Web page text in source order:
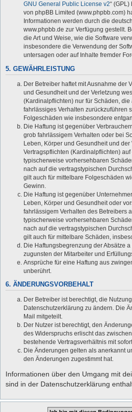
GNU General Public License v2“
von phpBB Limited (www.phpbb.com)
Informationen werden durch die
www.phpbb.de zur Verfügung gestellt.
die Art und Weise, wie die Software
insbesondere die Verwendung der
untersagen oder auf Inhalte fremder
5. GEWÄHRLEISTUNG
Der Betreiber haftet mit Ausnahme der
und Gesundheit und der Verletzung
(Kardinalpflichten) nur für Schäden,
fahrlässiges Verhalten zurückzuführen
Folgeschäden wie insbesondere
Die Haftung ist gegenüber
grob fahrlässigem Verhalten oder bei
Leben, Körper und Gesundheit und
Vertragspflichten (Kardinalpflichten)
typischerweise vorhersehbaren
nach auf die vertragstypischen
gilt auch für mittelbare Folgeschäden
Gewinn.
Die Haftung ist gegenüber
Leben, Körper und Gesundheit oder
fahrlässigem Verhalten des Betreibers
typischerweise vorhersehbaren
nach auf die vertragstypischen
gilt auch für mittelbare Schäden,
Die Haftungsbegrenzung der Absätze
zugunsten der Mitarbeiter und
Ansprüche für eine Haftung aus
unberührt.
6. ÄNDERUNGSVORBEHALT
Der Betreiber ist berechtigt, die
Datenschutzerklärung zu ändern. Die
Mail mitgeteilt.
Der Nutzer ist berechtigt, den
des Widerspruchs erlischt das
bestehende Vertragsverhältnis mit
Die Änderungen gelten als anerkannt
den Änderungen zugestimmt hat.
Informationen über den Umgang mit
sind in der Datenschutzerklärung